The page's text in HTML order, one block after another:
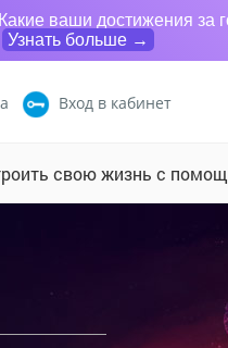
ваши достижения за
Узнать больше →
Вход в кабинет
свою жизнь с